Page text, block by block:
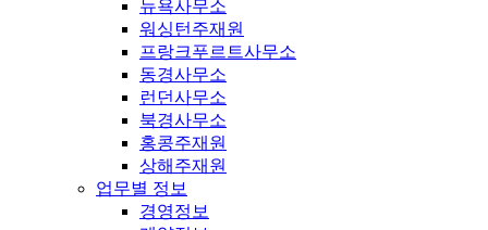
뉴욕사무소
워싱턴주재원
프랑크푸르트사무소
동경사무소
런던사무소
북경사무소
홍콩주재원
상해주재원
업무별 정보
경영정보